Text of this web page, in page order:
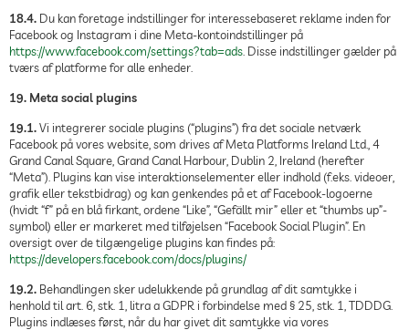
18.4. Du kan foretage indstillinger for interessebaseret reklame inden for
Facebook og Instagram i dine Meta-kontoindstillinger på
https://www.facebook.com/settings?tab=ads . Disse indstillinger gælder på
tværs af platforme for alle enheder.
19. Meta social plugins
19.1.Vi integrerer sociale plugins (“plugins”) fra det sociale netværk
Facebook på vores website, som drives af Meta Platforms Ireland Ltd., 4
Grand Canal Square, Grand Canal Harbour, Dublin 2, Ireland (herefter
“Meta”). Plugins kan vise interaktionselementer eller indhold (f.eks. videoer,
grafik eller tekstbidrag) og kan genkendes på et af Facebook-logoerne
(hvidt “f” på en blå firkant, ordene “Like”, “Gefällt mir” eller et “thumbs up”-
symbol) eller er markeret med tilføjelsen “Facebook Social Plugin”. En
oversigt over de tilgængelige plugins kan findes på:
https://developers.facebook.com/docs/plugins/
19.2. Behandlingen sker udelukkende på grundlag af dit samtykke i
henhold til art. 6, stk. 1, litra a GDPR i forbindelse med § 25, stk. 1, TDDDG.
Plugins indlæses først, når du har givet dit samtykke via vores